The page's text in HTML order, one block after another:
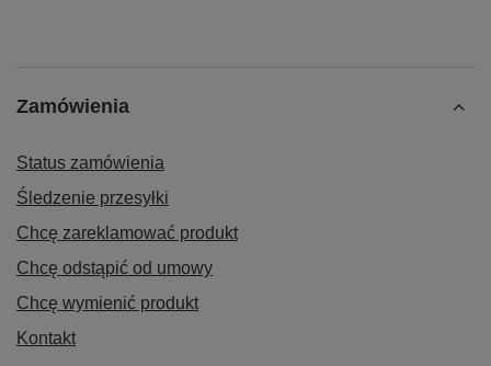
Zamówienia
Status zamówienia
Śledzenie przesyłki
Chcę zareklamować produkt
Chcę odstąpić od umowy
Chcę wymienić produkt
Kontakt